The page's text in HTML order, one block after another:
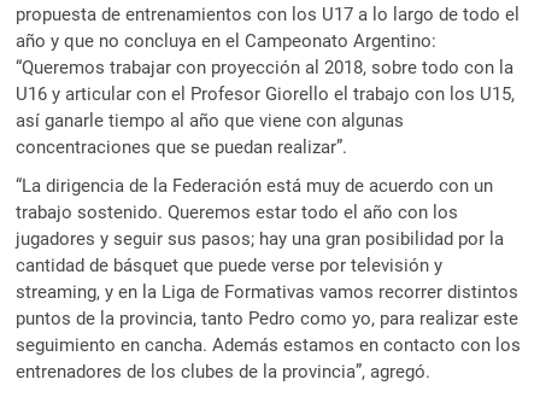
propuesta de entrenamientos con los U17 a lo largo de todo el
año y que no concluya en el Campeonato Argentino:
“Queremos trabajar con proyección al 2018, sobre todo con la
U16 y articular con el Profesor Giorello el trabajo con los U15,
así ganarle tiempo al año que viene con algunas
concentraciones que se puedan realizar”.
“La dirigencia de la Federación está muy de acuerdo con un
trabajo sostenido. Queremos estar todo el año con los
jugadores y seguir sus pasos; hay una gran posibilidad por la
cantidad de básquet que puede verse por televisión y
streaming, y en la Liga de Formativas vamos recorrer distintos
puntos de la provincia, tanto Pedro como yo, para realizar este
seguimiento en cancha. Además estamos en contacto con los
entrenadores de los clubes de la provincia”, agregó.